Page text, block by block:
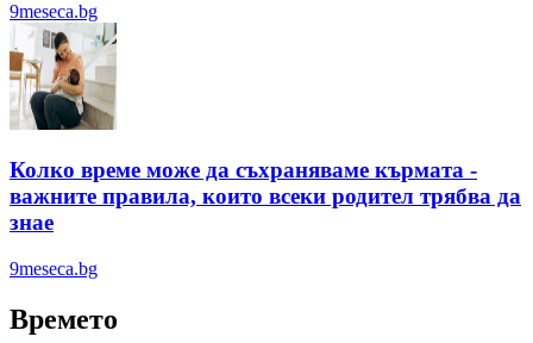
9meseca.bg
Колко време може да съхраняваме кърмата -
важните правила, които всеки родител трябва да
знае
9meseca.bg
Времето